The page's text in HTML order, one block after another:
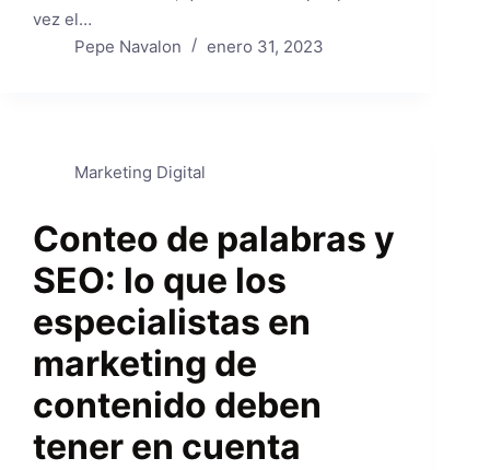
vez el…
Pepe Navalon
enero 31, 2023
Marketing Digital
Conteo de palabras y
SEO: lo que los
especialistas en
marketing de
contenido deben
tener en cuenta